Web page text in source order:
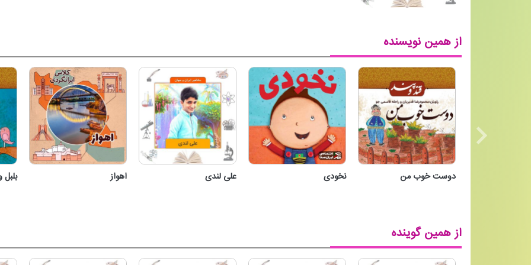
از همین نویسنده
دوست خوب من نخودی علی لندی اهواز بلبل
از همین گوینده